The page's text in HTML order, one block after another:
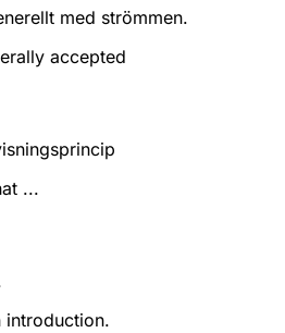
med strömmen.
accepted
...
introduction.